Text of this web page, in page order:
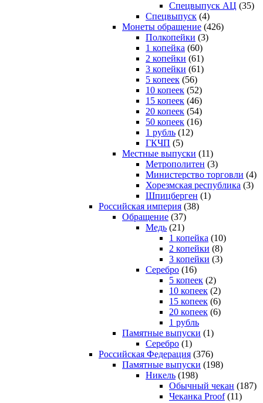
Спецвыпуск АЦ (35)
Спецвыпуск (4)
Монеты обращение (426)
Полкопейки (3)
1 копейка (60)
2 копейки (61)
3 копейки (61)
5 копеек (56)
10 копеек (52)
15 копеек (46)
20 копеек (54)
50 копеек (16)
1 рубль (12)
ГКЧП (5)
Местные выпуски (11)
Метрополитен (3)
Министерство торговли (4)
Хорезмская республика (3)
Шпицберген (1)
Российская империя (38)
Обращение (37)
Медь (21)
1 копейка (10)
2 копейки (8)
3 копейки (3)
Серебро (16)
5 копеек (2)
10 копеек (2)
15 копеек (6)
20 копеек (6)
1 рубль
Памятные выпуски (1)
Серебро (1)
Российская Федерация (376)
Памятные выпуски (198)
Никель (198)
Обычный чекан (187)
Чеканка Proof(11)